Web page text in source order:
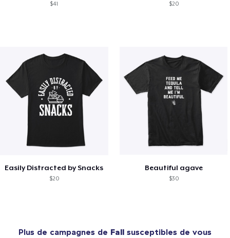
$41 $20
Easily Distracted by Snacks
$20
Beautiful agave
$30
Plus de campagnes de Fall susceptibles de vous